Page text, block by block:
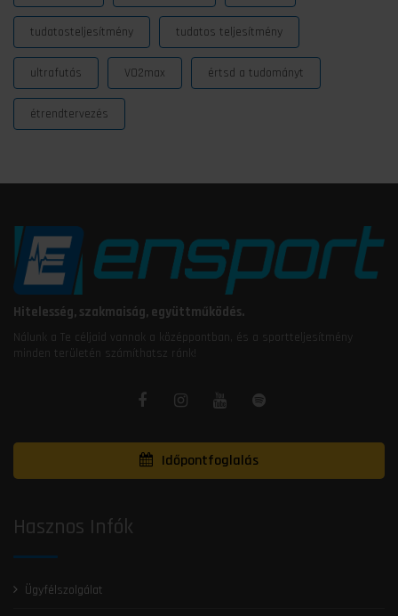
tudatosteljesítmény tudatos teljesítmény
ultrafutás VO2max értsd a tudományt
étrendtervezés
Hitelesség, szakmaiság, együttműködés.
Nálunk a Te céljaid vannak a középpontban, és a sportteljesítmény
minden területén számíthatsz ránk!
Időpontfoglalás
Hasznos Infók
Ügyfélszolgálat